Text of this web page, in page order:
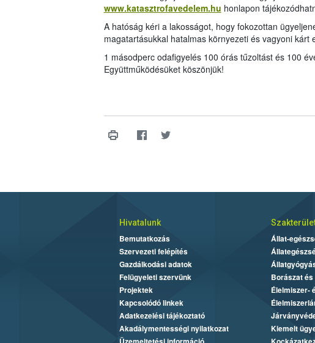
www.katasztrofavedelem.hu honlapon
A hatóság kéri a lakosságot, hogy fokozottan
magatartásukkal hatalmas környezeti és vagyoni kárt
1 másodperc odafigyelés 100 órás tűzoltást és 100
Együttműködésüket köszönjük!
Hivatalunk
Bemutatkozás
Szervezeti felépítés
Gazdálkodási adatok
Felügyeleti szervünk
Projektek
Kapcsolódó linkek
Adatkezelési tájékoztató
Akadálymentességi nyilatkozat
Állat-
Borászat
Élelmiszer-
Kiemelt